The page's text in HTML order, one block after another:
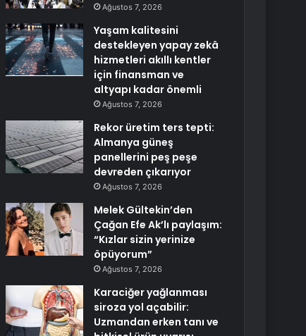
Ağustos 7, 2026
Yaşam kalitesini
destekleyen yapay zekâ
hizmetleri akıllı kentler
için finansman ve
altyapı kadar önemli
Ağustos 7, 2026
Rekor üretim ters tepti:
Almanya güneş
panellerini peş peşe
devreden çıkarıyor
Ağustos 7, 2026
Melek Gültekin’den
Çağan Efe Ak’lı paylaşım:
“Kızlar sizin yerinize
öpüyorum”
Ağustos 7, 2026
Karaciğer yağlanması
siroza yol açabilir:
Uzmandan erken tanı ve